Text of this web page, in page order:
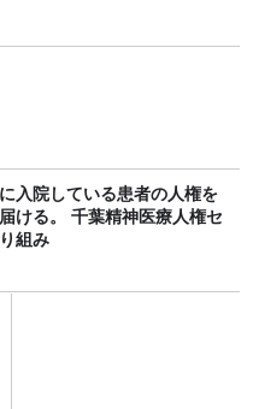
入院している患者の人権を
ける。 千葉精神医療人権セ
組み